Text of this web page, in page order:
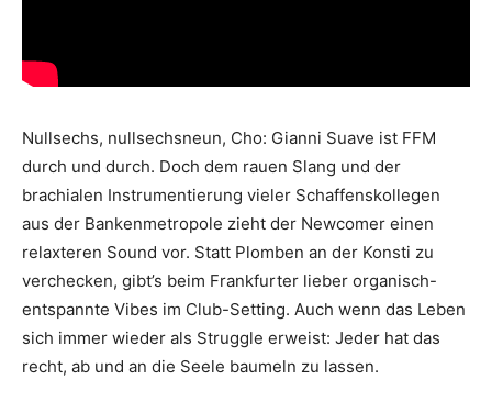
Nullsechs, nullsechsneun, Cho: Gianni Suave ist FFM
durch und durch. Doch dem rauen Slang und der
brachialen Instrumentierung vieler Schaffenskollegen
aus der Bankenmetropole zieht der Newcomer einen
relaxteren Sound vor. Statt Plomben an der Konsti zu
verchecken, gibt’s beim Frankfurter lieber organisch-
entspannte Vibes im Club-Setting. Auch wenn das Leben
sich immer wieder als Struggle erweist: Jeder hat das
recht, ab und an die Seele baumeln zu lassen.